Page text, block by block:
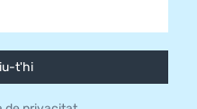
t'hi